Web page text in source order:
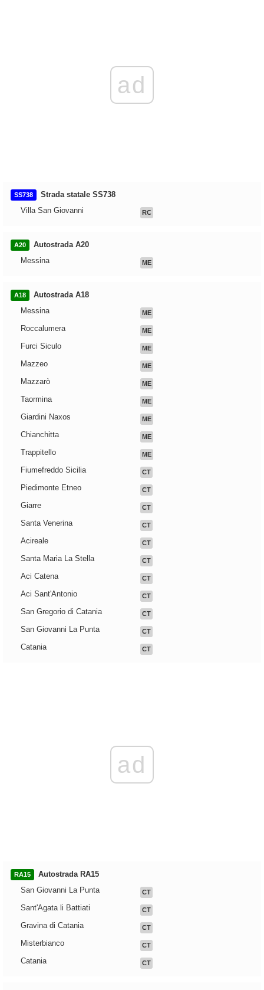
ad
SS738
Strada statale SS738
Villa San Giovanni
RC
A20
Autostrada A20
Messina
ME
A18
Autostrada A18
Messina
ME
Roccalumera ME
Furci Siculo ME
Mazzeo ME
Mazzarò ME
Taormina ME
Giardini Naxos ME
Chianchitta ME
Trappitello ME
Fiumefreddo Sicilia CT
Piedimonte Etneo CT
Giarre CT
Santa Venerina CT
Acireale CT
Santa Maria La Stella CT
Aci Catena CT
Aci Sant'Antonio CT
San Gregorio di Catania CT
San Giovanni La Punta CT
Catania CT
ad
RA15
Autostrada RA15
San Giovanni La Punta
CT
Sant'Agata li Battiati CT
Gravina di Catania CT
Misterbianco CT
Catania CT